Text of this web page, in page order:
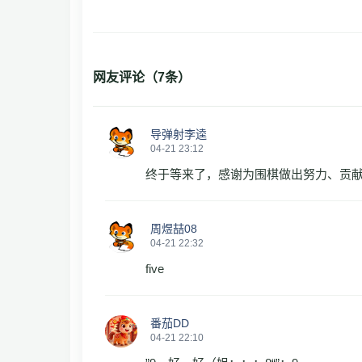
网友评论（7条）
导弹射李逵
04-21 23:12
终于等来了，感谢为围棋做出努力、贡
周煜喆08
04-21 22:32
five
番茄DD
04-21 22:10